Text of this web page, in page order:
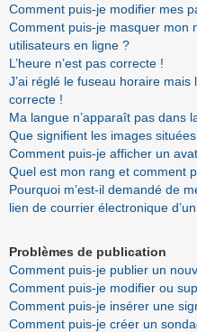
Comment puis-je modifier mes
Comment puis-je masquer mon
utilisateurs en ligne ?
L’heure n’est pas correcte !
J’ai réglé le fuseau horaire mais
correcte !
Ma langue n’apparaît pas dans
Que signifient les images
Comment puis-je afficher un
Quel est mon rang et comment
Pourquoi m’est-il demandé de
lien de courrier électronique
Problèmes de publication
Comment puis-je publier un
Comment puis-je modifier ou
Comment puis-je insérer une
Comment puis-je créer un